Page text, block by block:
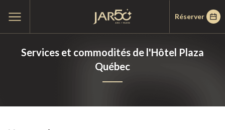
au
contenumenu
Réserver
Services et commodités de l'Hôtel Plaza
Québec